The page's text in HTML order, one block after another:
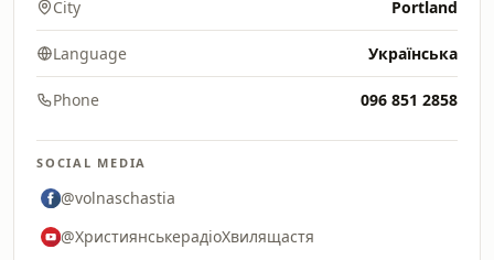
City Portland
Language Українська
Phone 096 851 2858
SOCIAL MEDIA
@volnaschastia
@ХристиянськерадіоХвилящастя